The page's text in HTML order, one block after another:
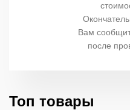
Вам
после
Топ товары